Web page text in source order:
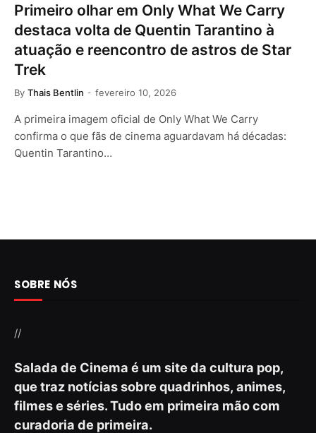
Primeiro olhar em Only What We Carry
destaca volta de Quentin Tarantino à
atuação e reencontro de astros de Star
Trek
By Thais Bentlin fevereiro 10, 2026
A primeira imagem oficial de Only What We Carry
confirma o que fãs de cinema aguardavam há décadas:
Quentin Tarantino…
SOBRE NÓS
//
Salada de Cinema é um site da cultura pop,
que traz notícias sobre quadrinhos, animes,
filmes e séries. Tudo em primeira mão com
curadoria de primeira.